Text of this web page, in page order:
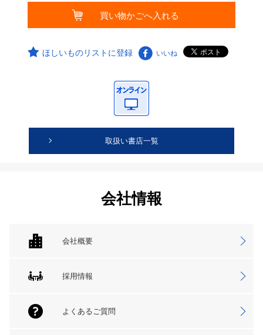
ほしいものリストに登録 いいね
取扱い書店一覧
会社情報
会社概要
採用情報
よくあるご質問